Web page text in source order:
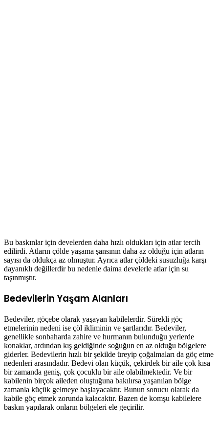
Bu baskınlar için develerden daha hızlı oldukları için atlar tercih
edilirdi. Atların çölde yaşama şansının daha az olduğu için atların
sayısı da oldukça az olmuştur. Ayrıca atlar çöldeki susuzluğa karşı
dayanıklı değillerdir bu nedenle daima develerle atlar için su
taşınmıştır.
Bedevilerin Yaşam Alanları
Bedeviler, göçebe olarak yaşayan kabilelerdir. Sürekli göç
etmelerinin nedeni ise çöl ikliminin ve şartlarıdır. Bedeviler,
genellikle sonbaharda zahire ve hurmanın bulunduğu yerlerde
konaklar, ardından kış geldiğinde soğuğun en az olduğu bölgelere
giderler. Bedevilerin hızlı bir şekilde üreyip çoğalmaları da göç etme
nedenleri arasındadır. Bedevi olan küçük, çekirdek bir aile çok kısa
bir zamanda geniş, çok çocuklu bir aile olabilmektedir. Ve bir
kabilenin birçok aileden oluştuğuna bakılırsa yaşanılan bölge
zamanla küçük gelmeye başlayacaktır. Bunun sonucu olarak da
kabile göç etmek zorunda kalacaktır. Bazen de komşu kabilelere
baskın yapılarak onların bölgeleri ele geçirilir.